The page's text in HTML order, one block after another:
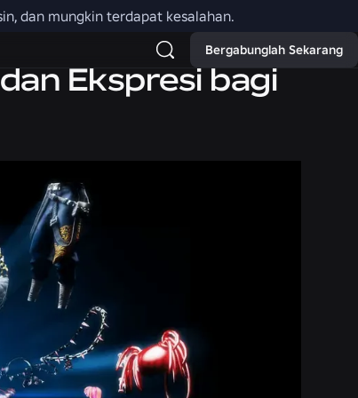
dan mungkin terdapat kesalahan.
Bergabunglah Sekarang
Ekspresi bagi